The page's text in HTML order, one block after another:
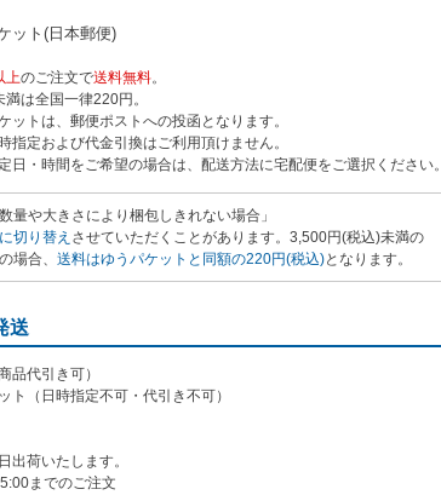
ット(日本郵便)
上のご注文で送料無料。
は全国一律220円。
ットは、郵便ポストへの投函となります。
指定および代金引換はご利用頂けません。
日・時間をご希望の場合は、配送方法に宅配便をご選択ください。
数量や大きさにより梱包しきれない場合」
切り替え させていただくことがあります。3,500円(税込)未満の
場合、 送料はゆうパケットと同額の220円(税込)となります。
送
品代引き可）
ト（日時指定不可・代引き不可）
出荷いたします。
までのご注文